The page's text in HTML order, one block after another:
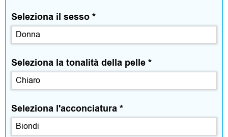
g
l
i
a
m
e
Seleziona il sesso *
Seleziona la tonalità della pelle *
Seleziona l'acconciatura *